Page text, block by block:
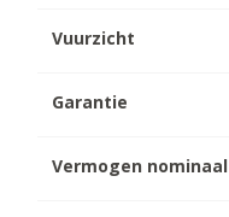
Vuurzicht
Garantie
Vermogen nominaal